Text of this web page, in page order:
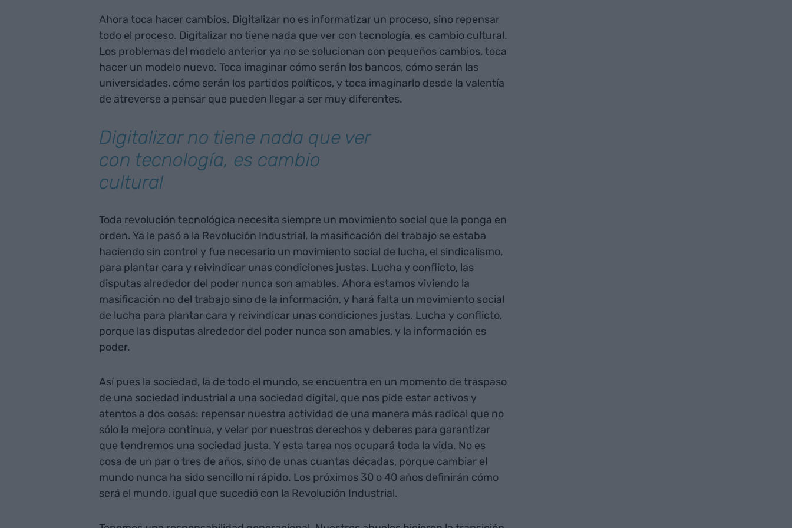
Ahora toca hacer cambios. Digitalizar no es informatizar un proceso, sino repensar
todo el proceso. Digitalizar no tiene nada que ver con tecnología, es cambio cultural.
Los problemas del modelo anterior ya no se solucionan con pequeños cambios, toca
hacer un modelo nuevo. Toca imaginar cómo serán los bancos, cómo serán las
universidades, cómo serán los partidos políticos, y toca imaginarlo desde la valentía
de atreverse a pensar que pueden llegar a ser muy diferentes.
Digitalizar no tiene nada que ver
con tecnología, es cambio
cultural
Toda revolución tecnológica necesita siempre un movimiento social que la ponga en
orden. Ya le pasó a la Revolución Industrial, la masificación del trabajo se estaba
haciendo sin control y fue necesario un movimiento social de lucha, el sindicalismo,
para plantar cara y reivindicar unas condiciones justas. Lucha y conflicto, las
disputas alrededor del poder nunca son amables. Ahora estamos viviendo la
masificación no del trabajo sino de la información, y hará falta un movimiento social
de lucha para plantar cara y reivindicar unas condiciones justas. Lucha y conflicto,
porque las disputas alrededor del poder nunca son amables, y la información es
poder.
Así pues la sociedad, la de todo el mundo, se encuentra en un momento de traspaso
de una sociedad industrial a una sociedad digital, que nos pide estar activos y
atentos a dos cosas: repensar nuestra actividad de una manera más radical que no
sólo la mejora continua, y velar por nuestros derechos y deberes para garantizar
que tendremos una sociedad justa. Y esta tarea nos ocupará toda la vida. No es
cosa de un par o tres de años, sino de unas cuantas décadas, porque cambiar el
mundo nunca ha sido sencillo ni rápido. Los próximos 30 o 40 años definirán cómo
será el mundo, igual que sucedió con la Revolución Industrial.